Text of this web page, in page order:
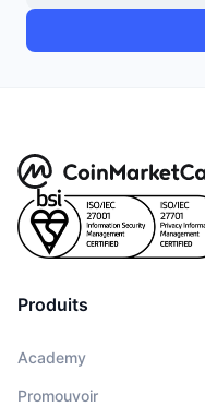
Produits
Academy
Promouvoir